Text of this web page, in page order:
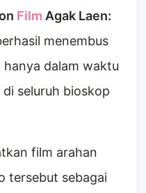
Film Agak Laen:
menembus
hanya dalam waktu
seluruh bioskop
film arahan
tersebut sebagai